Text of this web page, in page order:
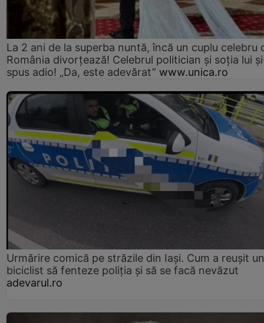
La 2 ani de la superba nuntă, încă un cuplu celebru
România divorțează! Celebrul politician și soția lui
spus adio! „Da, este adevărat” www.unica.ro
Urmărire comică pe străzile din Iași. Cum a reușit un
biciclist să fenteze poliția și să se facă nevăzut
adevarul.ro